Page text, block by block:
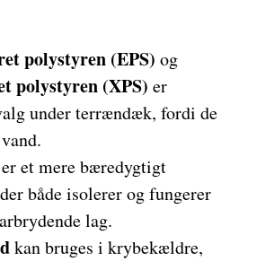
polystyren (EPS) og
polystyren (XPS) er
under terrændæk, fordi de
er et mere bæredygtigt
både isolerer og fungerer
lag.
kan bruges i krybekældre,